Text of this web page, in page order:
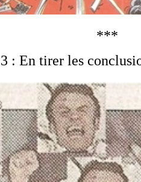
***
: En tirer les